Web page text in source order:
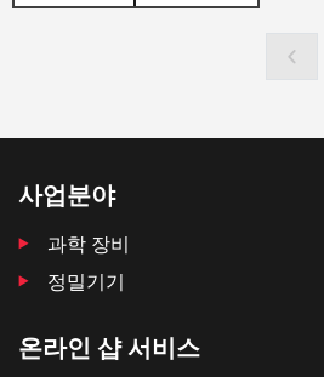
사업분야
과학 장비
정밀기기
온라인 샵 서비스